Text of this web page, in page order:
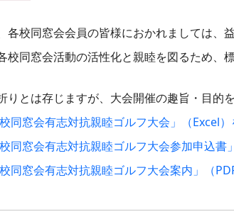
各校同窓会会員の皆様におかれましては、
校同窓会活動の活性化と親睦を図るため、
りとは存じますが、大会開催の趣旨・目的
校同窓会有志対抗親睦ゴルフ大会」（Excel
校同窓会有志対抗親睦ゴルフ大会参加申込書
校同窓会有志対抗親睦ゴルフ大会案内」（